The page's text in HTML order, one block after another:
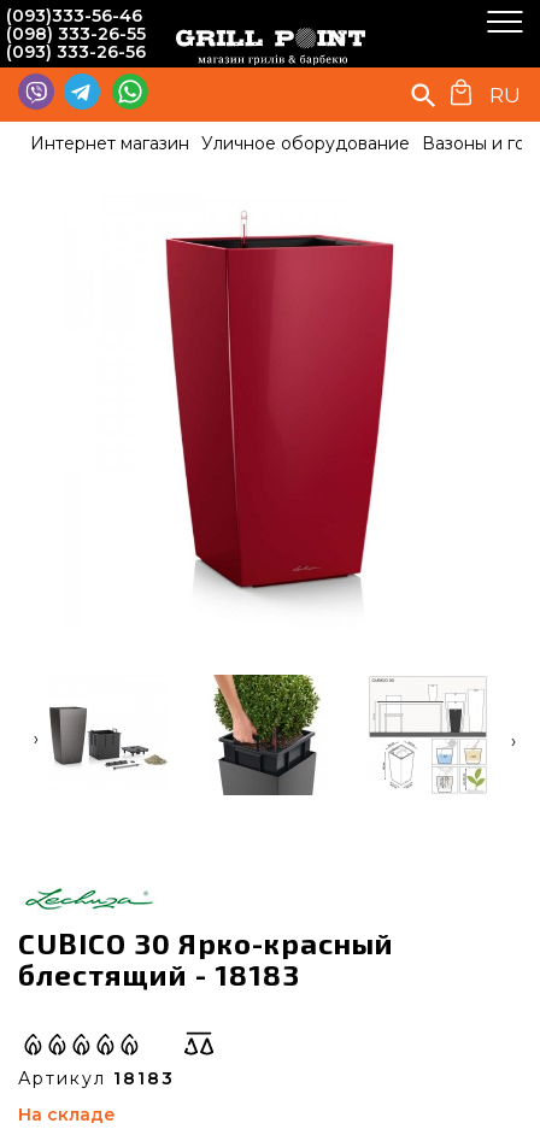
(093)333-56-46
(098) 333-26-55
(093) 333-26-56
RU
Интернет магазин Уличное оборудование Вазоны и
‹ ›
CUBICO 30 Ярко-красный
блестящий - 18183
Артикул 18183
На складе